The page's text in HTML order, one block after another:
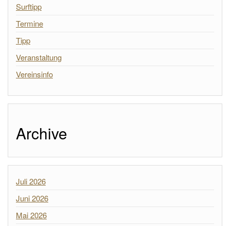
Surftipp
Termine
Tipp
Veranstaltung
Vereinsinfo
Archive
Juli 2026
Juni 2026
Mai 2026